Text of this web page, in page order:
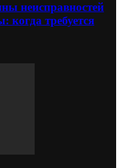
неисправностей
когда требуется